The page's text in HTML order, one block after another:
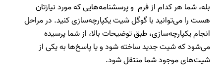
بله، شما هر کدام از فرم و پرسشنامه‌هایی که مورد نیازتان
هست را می‌توانید با گوگل شیت یکپارچه‌سازی کنید. در مراحل
انجام یکپارچه‌سازی، طبق توضیحات بالا، از شما پرسیده
می‌شود که شیت جدید ساخته شود و یا پاسخ‌ها به یکی از
شیت‌های موجود شما منتقل شود.